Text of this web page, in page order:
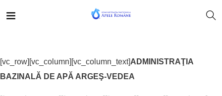
[vc_row][vc_column][vc_column_text]ADMINISTRAŢIA
BAZINALĂ DE APĂ ARGEŞ-VEDEA